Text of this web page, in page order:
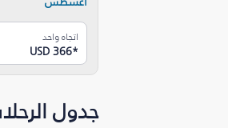
اتجاه واحد
USD 366*
جدول